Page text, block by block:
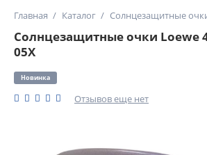
Главная Каталог Солнцезащитные
Солнцезащитные очки Loewe
05X
Новинка
Отзывов еще нет